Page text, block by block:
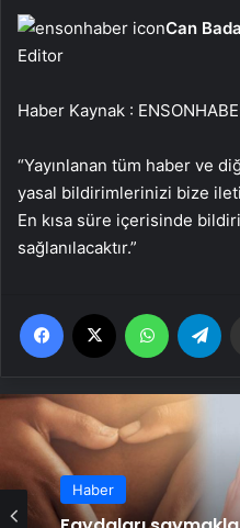
Can
Editor
Haber Kaynak :
“Yayınlanan tüm haber ve
yasal bildirimlerinizi bize
En kısa süre içerisinde
sağlanılacaktır.”
Facebook WhatsApp
Haber